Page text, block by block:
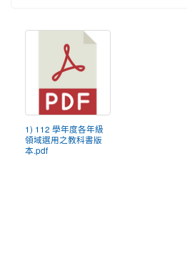
1) 112 學年度各年級
領域選用之教科書版
本.pdf